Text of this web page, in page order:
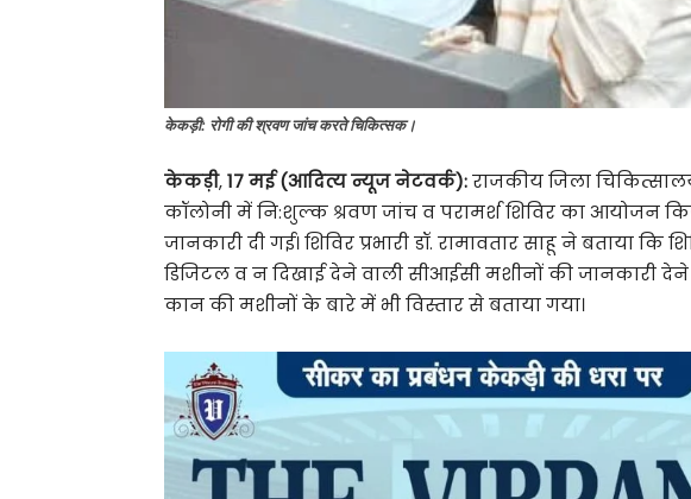
केकड़ी: रोगी की श्रवण जांच करते चिकित्सक।
केकड़ी,17 मई (आदित्य न्यूज नेटवर्क):राजकीय जिला
कॉलोनी में नि:शुल्क श्रवण जांच व परामर्श शिविर का आयोजन
जानकारी दी गई। शिविर प्रभारी डॉ. रामावतार साहू ने बताया कि
डिजिटल व न दिखाई देने वाली सीआईसी मशीनों की
कान की मशीनों के बारे में भी विस्तार से बताया गया।